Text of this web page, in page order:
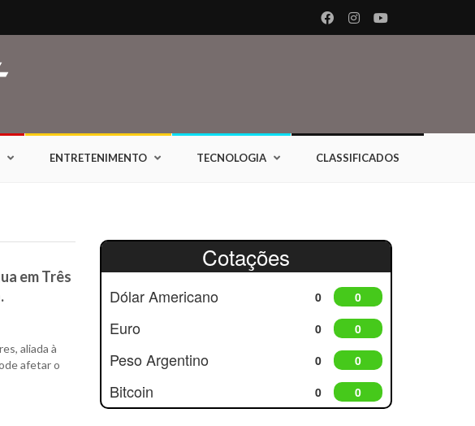
ENTRETENIMENTO TECNOLOGIA CLASSIFICADOS
em Três
aliada à
afetar o
Cotações
Dólar Americano 0 0
Euro 0 0
Peso Argentino 0 0
Bitcoin 0 0